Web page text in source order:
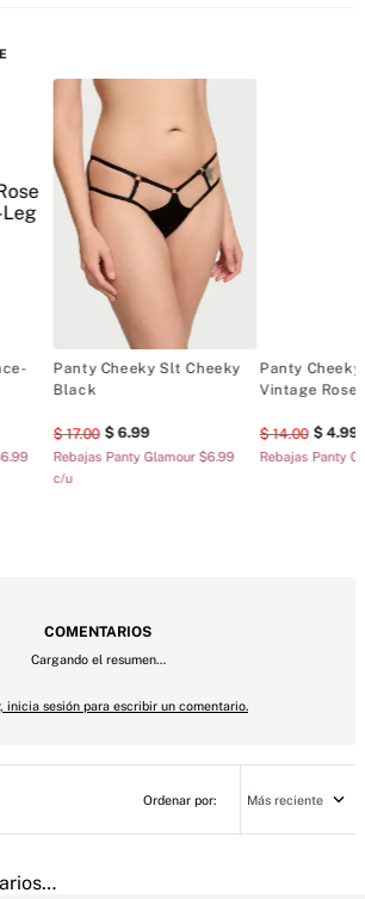
Panty Cheeky Slt Cheeky
Black
17.00 6.99
Rebajas Panty Glamour $6.99
c/u
Panty
Vintage Rose
14.00 4.99
Rebajas Panty
COMENTARIOS
Cargando el resumen…
inicia sesión para escribir un comentario.
Más reciente